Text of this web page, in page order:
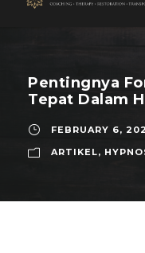
Pentingnya
Tepat Dalam
FEBRUARY 6,
ARTIKEL,